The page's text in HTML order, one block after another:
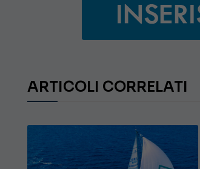
ARTICOLI CORRELATI